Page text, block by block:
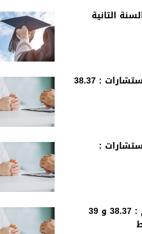
الثانية
الاعلان عن المنح المؤقت للاستشارات : 38.37
:
الاعلان عن الاستشارات رقم : 38.37 و 39